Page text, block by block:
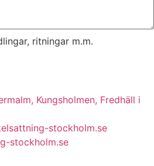
ritningar m.m.
Kungsholmen, Fredhäll i
stockholm.se
stockholm.se